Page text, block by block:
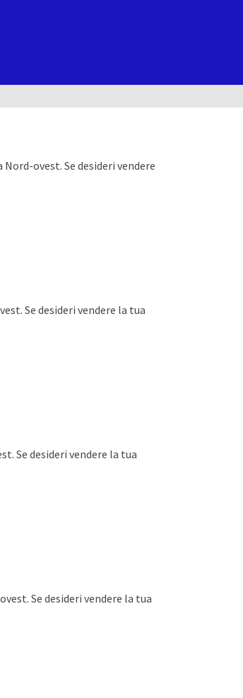
ovest. Se desideri vendere
Se desideri vendere la tua
Se desideri vendere la tua
Se desideri vendere la tua